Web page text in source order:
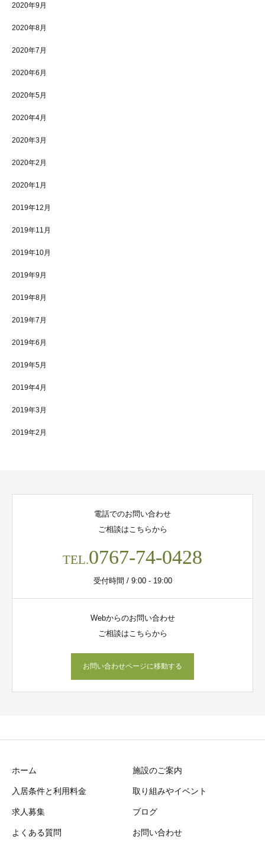
2020年9月
2020年8月
2020年7月
2020年6月
2020年5月
2020年4月
2020年3月
2020年2月
2020年1月
2019年12月
2019年11月
2019年10月
2019年9月
2019年8月
2019年7月
2019年6月
2019年5月
2019年4月
2019年3月
2019年2月
電話でのお問い合わせ
ご相談はこちらから
TEL.0767-74-0428
受付時間 / 9:00 - 19:00
Webからのお問い合わせ
ご相談はこちらから
お問い合わせページに移動する
ホーム 施設のご案内
入居条件と利用料金 取り組みやイベント
求人募集 ブログ
よくある質問 お問い合わせ